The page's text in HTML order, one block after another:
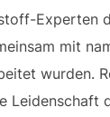
Experten
mit
wurden.
Leidenschaft